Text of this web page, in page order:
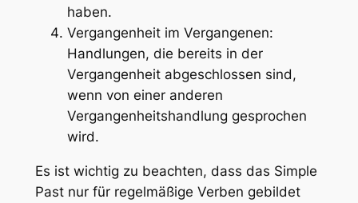
haben.
Vergangenheit im Vergangenen:
Handlungen, die bereits in der
Vergangenheit abgeschlossen sind,
wenn von einer anderen
Vergangenheitshandlung gesprochen
wird.
Es ist wichtig zu beachten, dass das Simple
Past nur für regelmäßige Verben gebildet